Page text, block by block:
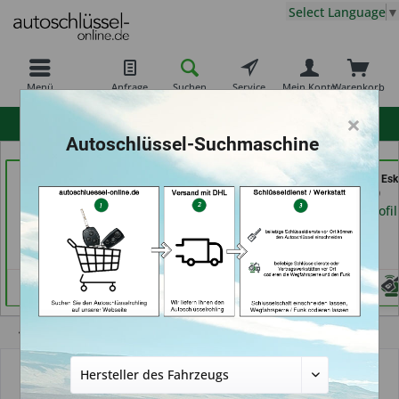
Menü Anfrage Suchen Service Warenkorb
Mein Konto
Select Language ▼
Gelsenkirchen)
Händlerprofil
Bergischer
Schlüsseldienst Brkic,
Brkic & Wiersbowsky
Händlerprofil
Shoes & Keys by
Erlangen)
Händlerprofil
×
Autoschlüssel-Suchmaschine